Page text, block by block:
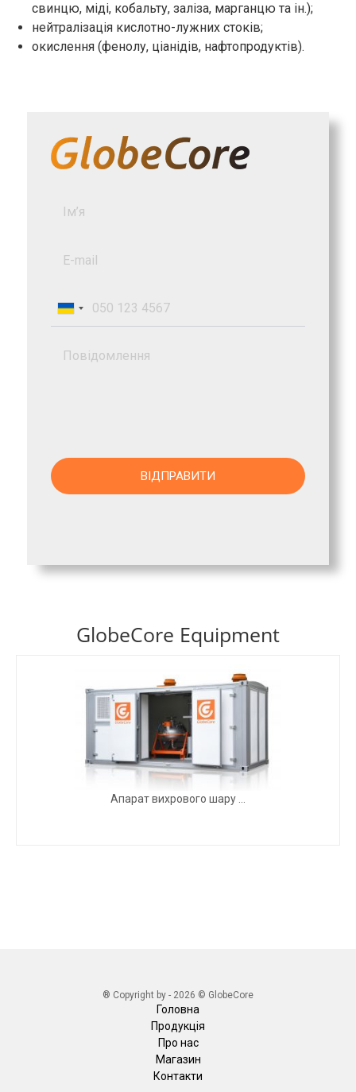
свинцю, міді, кобальту, заліза, марганцю та ін.);
нейтралізація кислотно-лужних стоків;
окислення (фенолу, ціанідів, нафтопродуктів).
GlobeCore Equipment
Апарат вихрового шару ...
Головна
Продукція
Про нас
Магазин
Контакти
® Copyright by - 2026 © GlobeCore